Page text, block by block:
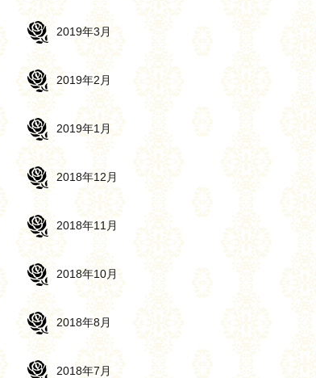
2019年3月
2019年2月
2019年1月
2018年12月
2018年11月
2018年10月
2018年8月
2018年7月